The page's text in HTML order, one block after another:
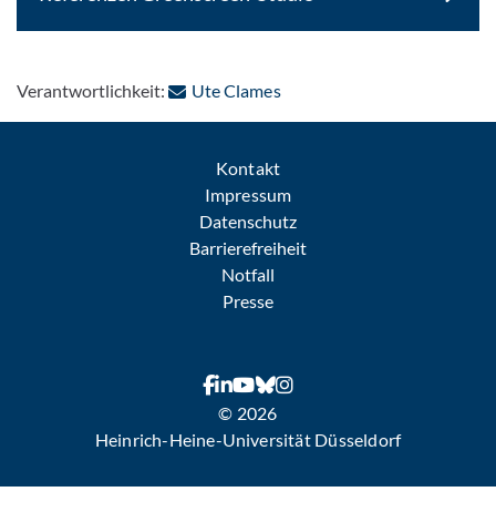
Verantwortlichkeit: Ute Clames: Per E-Mail kontaktieren
Kontakt
Impressum
Datenschutz
Barrierefreiheit
Notfall
Presse
© 2026
Heinrich-Heine-Universität Düsseldorf